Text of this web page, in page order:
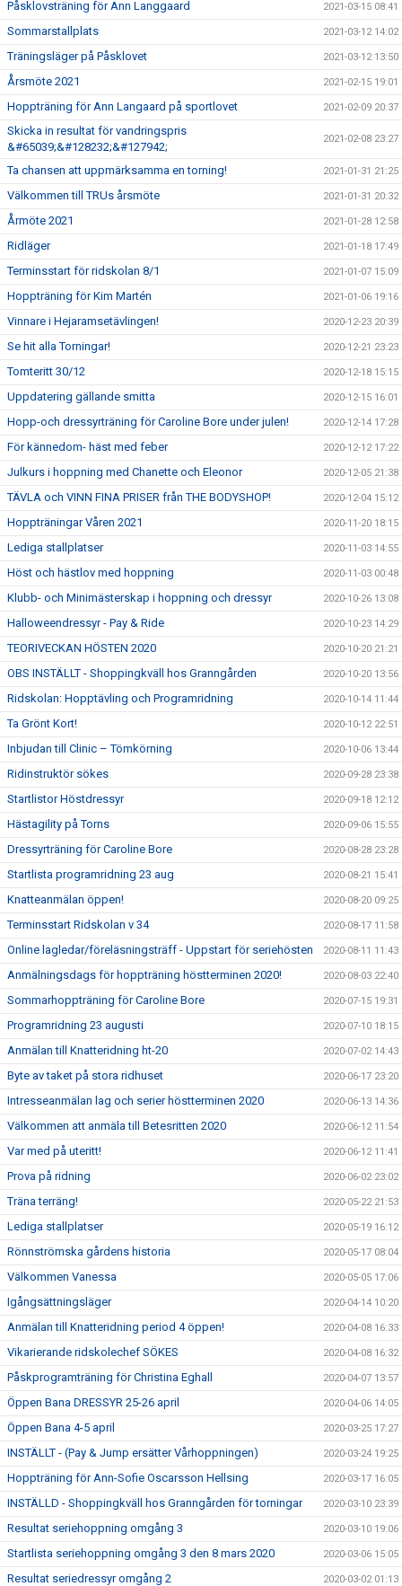
Påsklovsträning för Ann Langgaard 2021-03-15 08:41
Sommarstallplats 2021-03-12 14:02
Träningsläger på Påsklovet 2021-03-12 13:50
Årsmöte 2021 2021-02-15 19:01
Hoppträning för Ann Langaard på sportlovet 2021-02-09 20:37
Skicka in resultat för vandringspris
&#65039;&#128232;&#127942;
2021-02-08 23:27
Ta chansen att uppmärksamma en torning! 2021-01-31 21:25
Välkommen till TRUs årsmöte 2021-01-31 20:32
Årmöte 2021 2021-01-28 12:58
Ridläger 2021-01-18 17:49
Terminsstart för ridskolan 8/1 2021-01-07 15:09
Hoppträning för Kim Martén 2021-01-06 19:16
Vinnare i Hejaramsetävlingen! 2020-12-23 20:39
Se hit alla Torningar! 2020-12-21 23:23
Tomteritt 30/12 2020-12-18 15:15
Uppdatering gällande smitta 2020-12-15 16:01
Hopp-och dressyrträning för Caroline Bore under julen! 2020-12-14 17:28
För kännedom- häst med feber 2020-12-12 17:22
Julkurs i hoppning med Chanette och Eleonor 2020-12-05 21:38
TÄVLA och VINN FINA PRISER från THE BODYSHOP! 2020-12-04 15:12
Hoppträningar Våren 2021 2020-11-20 18:15
Lediga stallplatser 2020-11-03 14:55
Höst och hästlov med hoppning 2020-11-03 00:48
Klubb- och Minimästerskap i hoppning och dressyr 2020-10-26 13:08
Halloweendressyr - Pay & Ride 2020-10-23 14:29
TEORIVECKAN HÖSTEN 2020 2020-10-20 21:21
OBS INSTÄLLT - Shoppingkväll hos Granngården 2020-10-20 13:56
Ridskolan: Hopptävling och Programridning 2020-10-14 11:44
Ta Grönt Kort! 2020-10-12 22:51
Inbjudan till Clinic – Tömkörning 2020-10-06 13:44
Ridinstruktör sökes 2020-09-28 23:38
Startlistor Höstdressyr 2020-09-18 12:12
Hästagility på Torns 2020-09-06 15:55
Dressyrträning för Caroline Bore 2020-08-28 23:28
Startlista programridning 23 aug 2020-08-21 15:41
Knatteanmälan öppen! 2020-08-20 09:25
Terminsstart Ridskolan v 34 2020-08-17 11:58
Online lagledar/föreläsningsträff - Uppstart för seriehösten 2020-08-11 11:43
Anmälningsdags för hoppträning höstterminen 2020! 2020-08-03 22:40
Sommarhoppträning för Caroline Bore 2020-07-15 19:31
Programridning 23 augusti 2020-07-10 18:15
Anmälan till Knatteridning ht-20 2020-07-02 14:43
Byte av taket på stora ridhuset 2020-06-17 23:20
Intresseanmälan lag och serier höstterminen 2020 2020-06-13 14:36
Välkommen att anmäla till Betesritten 2020 2020-06-12 11:54
Var med på uteritt! 2020-06-12 11:41
Prova på ridning 2020-06-02 23:02
Träna terräng! 2020-05-22 21:53
Lediga stallplatser 2020-05-19 16:12
Rönnströmska gårdens historia 2020-05-17 08:04
Välkommen Vanessa 2020-05-05 17:06
Igångsättningsläger 2020-04-14 10:20
Anmälan till Knatteridning period 4 öppen! 2020-04-08 16:33
Vikarierande ridskolechef SÖKES 2020-04-08 16:32
Påskprogramträning för Christina Eghall 2020-04-07 13:57
Öppen Bana DRESSYR 25-26 april 2020-04-06 14:05
Öppen Bana 4-5 april 2020-03-25 17:27
INSTÄLLT - (Pay & Jump ersätter Vårhoppningen) 2020-03-24 19:25
Hoppträning för Ann-Sofie Oscarsson Hellsing 2020-03-17 16:05
INSTÄLLD - Shoppingkväll hos Granngården för torningar 2020-03-10 23:39
Resultat seriehoppning omgång 3 2020-03-10 19:06
Startlista seriehoppning omgång 3 den 8 mars 2020 2020-03-06 15:05
Resultat seriedressyr omgång 2 2020-03-02 01:13